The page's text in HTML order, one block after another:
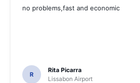
no problems,fast and economic
R
Rita Picarra
Lissabon Airport